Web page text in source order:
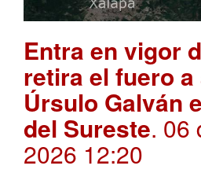
Entra en vigor
retira el fuero
Úrsulo Galván
del Sureste. 06
2026 12:20